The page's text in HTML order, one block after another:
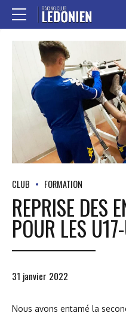
CLUB FORMATION
REPRISE DES
POUR LES
31 janvier 2022
Nous avons entamé la